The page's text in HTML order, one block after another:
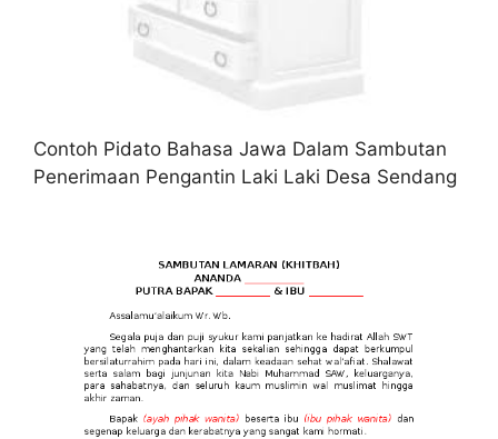
Contoh Pidato Bahasa Jawa Dalam Sambutan
Penerimaan Pengantin Laki Laki Desa Sendang